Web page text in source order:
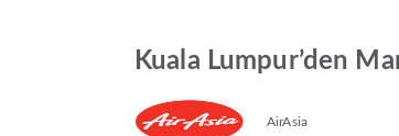
Kuala Lumpur’den
AirAsia